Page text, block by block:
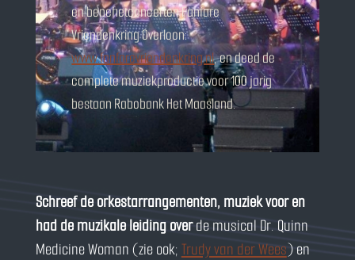
en benefietconcerten Fanfare
Vriendenkring Overloon:
www.fanfarevriendenkring.nl, en deed de
complete muziekproductie voor 100 jarig
bestaan Rabobank Het Maasland.
Schreef de orkestarrangementen, muziek voor en
had de muzikale leiding overde musical Dr. Quinn
Medicine Woman (zie ook; Trudy van der Wees) en